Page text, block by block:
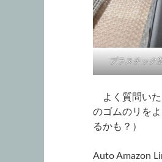
プラスチック
よく質問いた
のゴムのリを
るかも？）
Auto Amazon